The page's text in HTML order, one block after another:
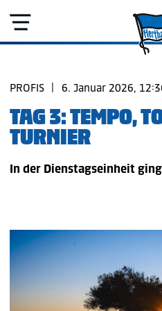
PROFIS 6. Januar 2026,
TAG 3: TEMPO,
TURNIER
In der Dienstagseinheit